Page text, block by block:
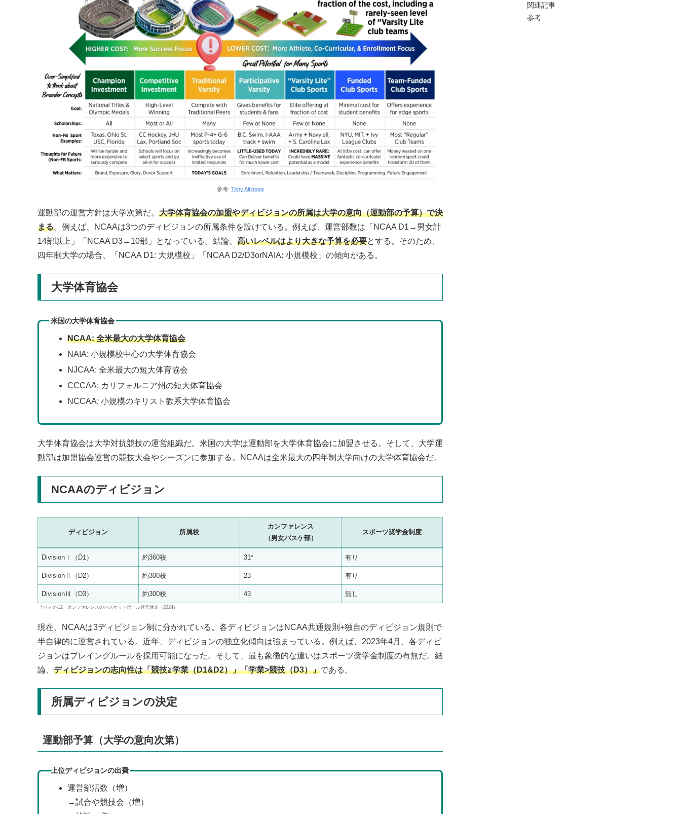
参考: Tony Altimore
運動部の運営方針は大学次第だ。 大学体育協会の加盟やディビジョンの所属は大学の意向（運動部の予算）で決
まる。例えば、NCAAは3つのディビジョンの所属条件を設けている。例えば、運営部数は「NCAA D1→男女計
14部以上」「NCAA D3→10部」となっている。結論、 高いレベルはより大きな予算を必要とする。そのため、
四年制大学の場合、「NCAA D1: 大規模校」「NCAA D2/D3orNAIA: 小規模校」の傾向がある。
大学体育協会
米国の大学体育協会
NCAA: 全米最大の大学体育協会
NAIA: 小規模校中心の大学体育協会
NJCAA: 全米最大の短大体育協会
CCCAA: カリフォルニア州の短大体育協会
NCCAA: 小規模のキリスト教系大学体育協会
大学体育協会は大学対抗競技の運営組織だ。米国の大学は運動部を大学体育協会に加盟させる。そして、大学運
動部は加盟協会運営の競技大会やシーズンに参加する。NCAAは全米最大の四年制大学向けの大学体育協会だ。
NCAAのディビジョン
ディビジョン 所属校
カンファレンス
（男女バスケ部）
スポーツ奨学金制度
DivisionⅠ（D1） 約360校 31* 有り
DivisionⅡ（D2） 約300校 23 有り
DivisionⅢ（D3） 約300校 43 無し
*パック-12・カンファレンスのバスケットボール運営休止（2024）
現在、NCAAは3ディビジョン制に分かれている。各ディビジョンはNCAA共通規則+独自のディビジョン規則で
半自律的に運営されている。近年、ディビジョンの独立化傾向は強まっている。例えば、2023年4月、各ディビ
ジョンはプレイングルールを採用可能になった。そして、最も象徴的な違いはスポーツ奨学金制度の有無だ。結
論、 ディビジョンの志向性は「競技≧学業（D1&D2）」「学業>競技（D3）」である。
所属ディビジョンの決定
運動部予算（大学の意向次第）
上位ディビジョンの出費
運営部活数（増）
→試合や競技会（増）
関連記事
参考